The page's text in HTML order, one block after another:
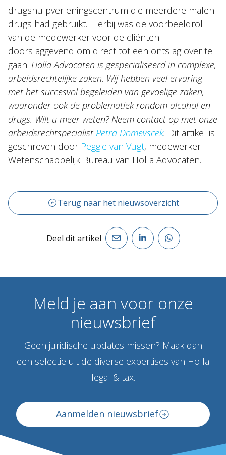
drugshulpverleningscentrum die meerdere malen
drugs had gebruikt. Hierbij was de voorbeeldrol
van de medewerker voor de cliënten
doorslaggevend om direct tot een ontslag over te
gaan. Holla Advocaten is gespecialiseerd in complexe,
arbeidsrechtelijke zaken. Wij hebben veel ervaring
met het succesvol begeleiden van gevoelige zaken,
waaronder ook de problematiek rondom alcohol en
drugs. Wilt u meer weten? Neem contact op met onze
arbeidsrechtspecialist Petra Domevscek. Dit artikel is
geschreven door Peggie van Vugt, medewerker
Wetenschappelijk Bureau van Holla Advocaten.
Terug naar het nieuwsoverzicht
Deel dit artikel
Meld je aan voor onze
nieuwsbrief
Geen juridische updates missen? Maak dan
een selectie uit de diverse expertises van Holla
legal & tax.
Aanmelden nieuwsbrief